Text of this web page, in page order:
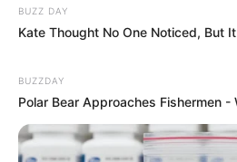
Participe do
WhatsApp!
Fique informado em tempo real
notícias de Paraguaçu Paulista e
Clique aqui para entrar
BUZZ DAY
Kate Thought No One Noticed, But
BUZZDAY
Polar Bear Approaches Fishermen -